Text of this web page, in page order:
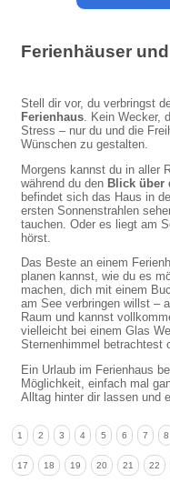
Ferienhäuser
Stell dir vor, du verbringst
Ferienhaus . Kein
Stress – nur du und die
Wünschen zu gestalten.
Morgens kannst du in aller
während du den Blick über
befindet sich das Haus in
ersten Sonnenstrahlen
tauchen. Oder es liegt am
hörst.
Das Beste an einem
planen kannst, wie du es
machen, dich mit einem
am See verbringen willst –
Raum und kannst
vielleicht bei einem Glas
Sternenhimmel betrachtest
Ein Urlaub im Ferienhaus
Möglichkeit, einfach mal
Alltag hinter dir lassen und
1 2 3 4 5 6 7 8
17 18 19 20 21 22